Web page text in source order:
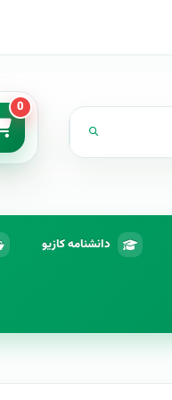
0
دانشنامه کازیو